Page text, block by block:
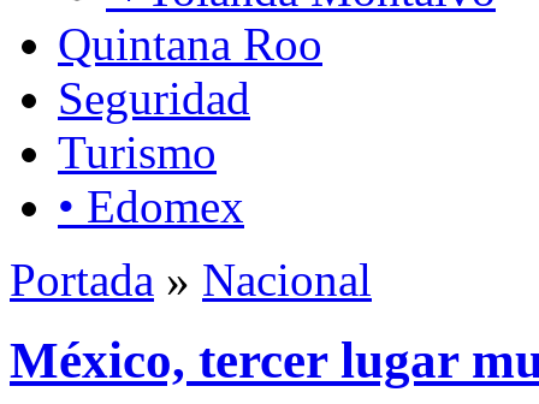
Quintana Roo
Seguridad
Turismo
• Edomex
Portada » Nacional
México, tercer lugar